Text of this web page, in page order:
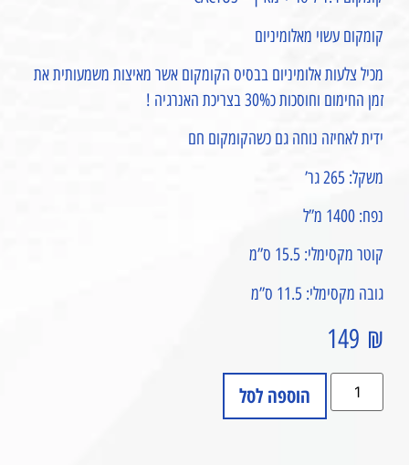
קומקום עשוי מאלומיניום
מכיל צלעות אלומיניום בבסיס הקומקום אשר מאיצות משמעותית את
זמן החימום וחוסכות כ30% בצריכת האנרגיה !
ידית לאחיזה נוחה גם כשהקומקום חם
משקל: 265 גר’
נפח: 1400 מ”ל
קוטר מקסימלי: 15.5 ס”מ
גובה מקסימלי: 11.5 ס”מ
149 ₪
הוספה לסל